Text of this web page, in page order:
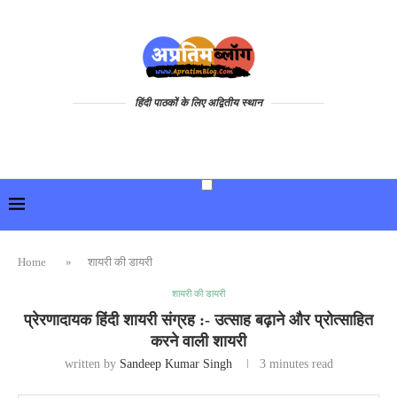
हिंदी पाठकों के लिए अद्वितीय स्थान
Home » शायरी की डायरी
शायरी की डायरी
प्रेरणादायक हिंदी शायरी संग्रह :- उत्साह बढ़ाने और प्रोत्साहित
करने वाली शायरी
written by Sandeep Kumar Singh 3 minutes read